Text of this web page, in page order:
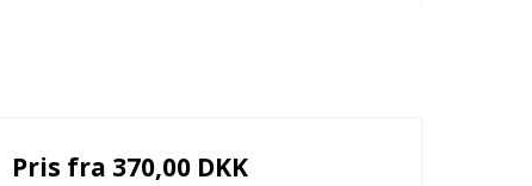
Pris fra 370,00 DKK